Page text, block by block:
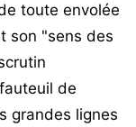
toute envolée
son "sens des
de
grandes lignes